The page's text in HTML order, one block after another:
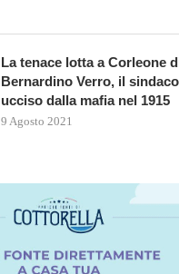
La tenace lotta a Corleone
Bernardino Verro, il
ucciso dalla mafia nel 1915
9 Agosto 2021